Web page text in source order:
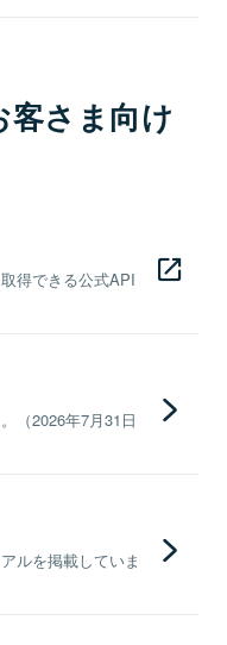
客さま向け
得できる公式API
（2026年7月31日
ルを掲載していま